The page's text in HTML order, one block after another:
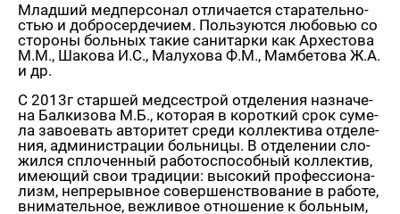
Млад­ший мед­пер­со­нал от­ли­ча­ет­ся ста­ра­тель­но­
стью и доб­ро­сер­де­чи­ем. Поль­зу­ют­ся лю­бо­вью со
сто­ро­ны боль­ных такие са­ни­тар­ки как Ар­хе­сто­ва
М.М., Ша­ко­ва И.С., Ма­лу­хо­ва Ф.М., Мам­бе­то­ва Ж.А.
и др.
С 2013г стар­шей мед­сест­рой от­де­ле­ния на­зна­че­
на Бал­ки­зо­ва М.Б., ко­то­рая в ко­рот­кий срок су­ме­
ла за­во­е­вать ав­то­ри­тет среди кол­лек­ти­ва от­де­ле­
ния, ад­ми­ни­стра­ции боль­ни­цы. В от­де­ле­нии сло­
жил­ся спло­чен­ный ра­бо­то­спо­соб­ный кол­лек­тив,
име­ю­щий свои тра­ди­ции: вы­со­кий про­фес­си­о­на­
лизм, непре­рыв­ное со­вер­шен­ство­ва­ние в ра­бо­те,
вни­ма­тель­ное, веж­ли­вое от­но­ше­ние к боль­ным,